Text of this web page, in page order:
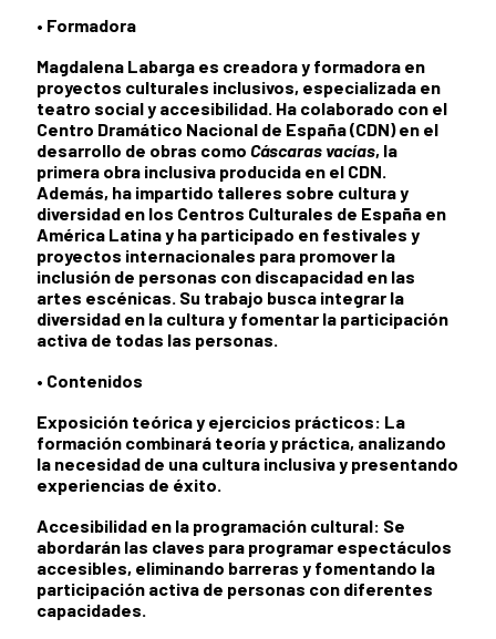
• Formadora
Magdalena Labarga es creadora y formadora en
proyectos culturales inclusivos, especializada en
teatro social y accesibilidad. Ha colaborado con el
Centro Dramático Nacional de España (CDN) en el
desarrollo de obras como Cáscaras vacías, la
primera obra inclusiva producida en el CDN.
Además, ha impartido talleres sobre cultura y
diversidad en los Centros Culturales de España en
América Latina y ha participado en festivales y
proyectos internacionales para promover la
inclusión de personas con discapacidad en las
artes escénicas. Su trabajo busca integrar la
diversidad en la cultura y fomentar la participación
activa de todas las personas.
• Contenidos
Exposición teórica y ejercicios prácticos: La
formación combinará teoría y práctica, analizando
la necesidad de una cultura inclusiva y presentando
experiencias de éxito.
Accesibilidad en la programación cultural: Se
abordarán las claves para programar espectáculos
accesibles, eliminando barreras y fomentando la
participación activa de personas con diferentes
capacidades.